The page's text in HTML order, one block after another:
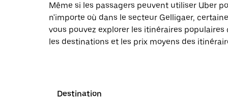
Même si les passagers peuvent utiliser Uber
n'importe où dans le secteur Gelligaer,
vous pouvez explorer les itinéraires
les destinations et les prix moyens des
Destination